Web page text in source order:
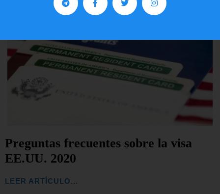
Preguntas frecuentes sobre la visa
EE.UU. 2020
LEER ARTÍCULO...